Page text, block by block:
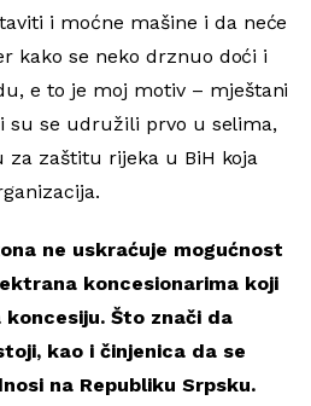
i moćne mašine i da neće
kako se neko drznuo doći i
e to je moj motiv – mještani
su se udružili prvo u selima,
za zaštitu rijeka u BiH koja
ne uskraćuje mogućnost
koncesionarima koji
Što znači da
kao i činjenica da se
na Republiku Srpsku.